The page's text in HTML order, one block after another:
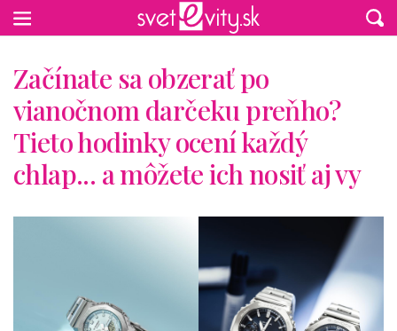
Začínate sa obzerať po
vianočnom darčeku preňho?
Tieto hodinky ocení každý
chlap... a môžete ich nosiť aj vy